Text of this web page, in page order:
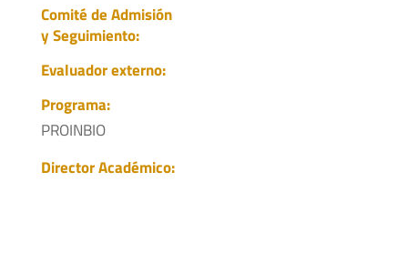
Comité de Admisión
y Seguimiento:
Evaluador externo:
Programa:
PROINBIO
Director Académico: